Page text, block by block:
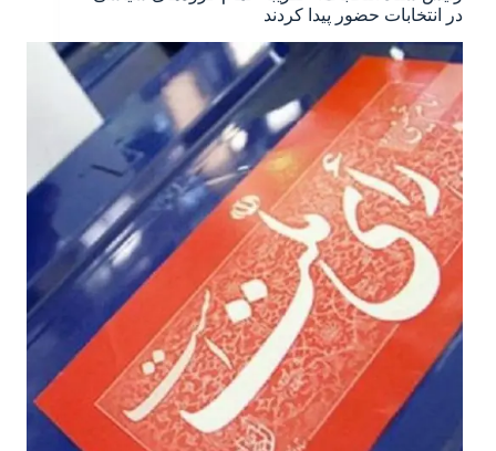
در انتخابات حضور پیدا کردند